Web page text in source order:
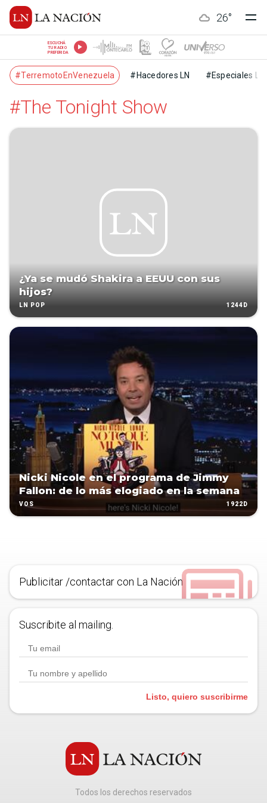
26°
ESCUCHÁ
TU RADIO
PREFERIDA
#TerremotoEnVenezuela #Hacedores LN #Especiales LN
#The Tonight Show
¿Ya se mudó Shakira a EEUU con sus
hijos?
LN POP 1244D
Nicki Nicole en el programa de Jimmy
Fallon: de lo más elogiado en la semana
VOS 1922D
Publicitar /contactar con La Nación
Suscribite al mailing.
Listo, quiero suscribirme
Todos los derechos reservados